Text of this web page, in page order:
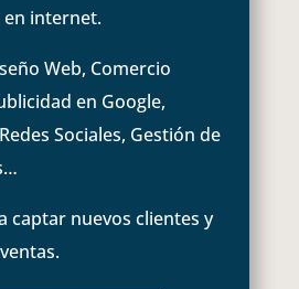
internet.
Web, Comercio
en Google,
Sociales, Gestión de
captar nuevos clientes y